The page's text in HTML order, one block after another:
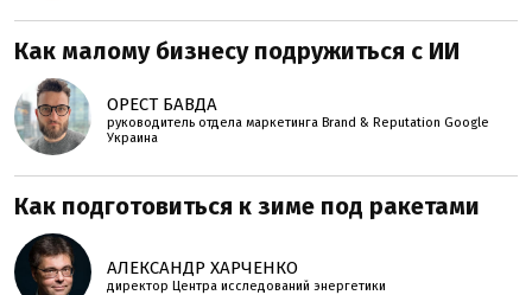
Как малому бизнесу подружиться с ИИ
ОРЕСТ БАВДА
руководитель отдела маркетинга Brand & Reputation Google
Украина
Как подготовиться к зиме под ракетами
АЛЕКСАНДР ХАРЧЕНКО
директор Центра исследований энергетики